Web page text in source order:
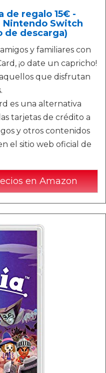
de regalo 15€ -
Nintendo Switch
de descarga)
y familiares con
¡o date un capricho!
que disfrutan
es una alternativa
tarjetas de crédito a
y otros contenidos
el sitio web oficial de
en Amazon